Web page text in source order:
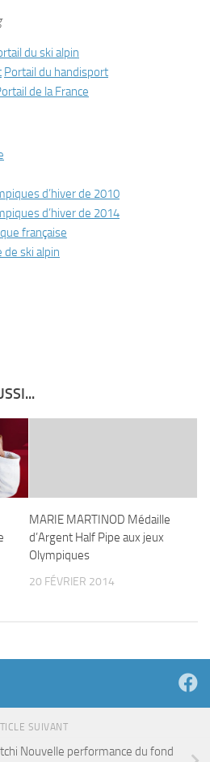
du ski alpin
Portail du handisport
de la France
d’hiver de 2010
d’hiver de 2014
française
de ski alpin
MARIE MARTINOD Médaille
d’Argent Half Pipe aux jeux
Olympiques
20 FÉVRIER 2014
SUIVANT
Nouvelle performance du fond